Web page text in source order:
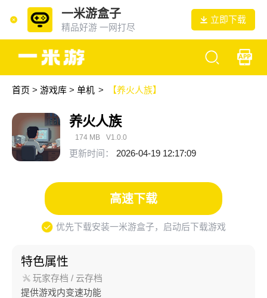
一米游盒子
精品好游 一网打尽
立即下载
首页 > 游戏库> 单机 > 【养火人族】
养火人族
174 MB V1.0.0
更新时间： 2026-04-19 12:17:09
高速下载
优先下载安装一米游盒子，启动后下载游戏
特色属性
玩家存档 / 云存档
提供游戏内变速功能